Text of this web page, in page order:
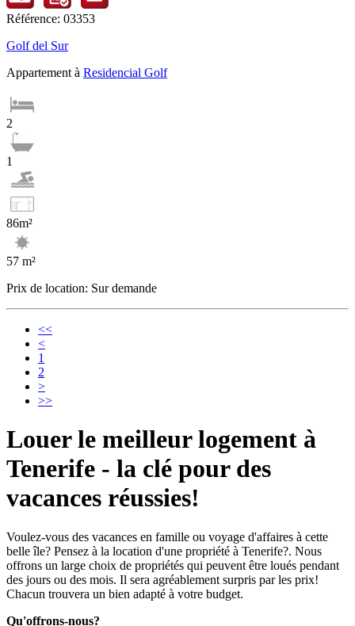
Référence: 03353
Golf del Sur
Appartement à Residencial Golf
2
1
86m²
57 m²
Prix de location: Sur demande
<<
<
1
2
>
>>
Louer le meilleur logement à
Tenerife - la clé pour des
vacances réussies!
Voulez-vous des vacances en famille ou voyage d'affaires à cette
belle île? Pensez à la location d'une propriété à Tenerife?. Nous
offrons un large choix de propriétés qui peuvent être loués pendant
des jours ou des mois. Il sera agréablement surpris par les prix!
Chacun trouvera un bien adapté à votre budget.
Qu'offrons-nous?